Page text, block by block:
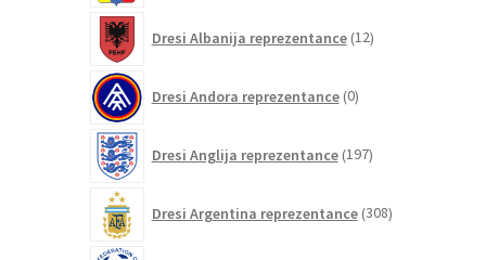
Dresi Albanija reprezentance 12izdelkov
Dresi Andora reprezentance 0izdelkov
Dresi Anglija reprezentance 197izdelkov
Dresi Argentina reprezentance 308izdelkov